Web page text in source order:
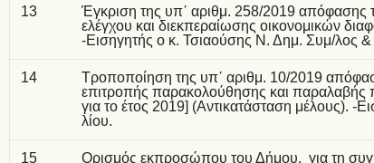
13
Έγκριση της υπ΄ αριθμ. 258/2019
ελέγχου και διεκπεραίωσης οικονομικών
-Εισηγητής ο κ. Τσιαούσης Ν. Δημ. Συμ/λος
14
Τροποποίηση της υπ΄ αριθμ. 10/2019
επιτροπής παρακολούθησης και
για το έτος 2019] (Αντικατάσταση μέλους). -
λίου.
15
Ορισμός εκπροσώπου του Δήμου, για τη